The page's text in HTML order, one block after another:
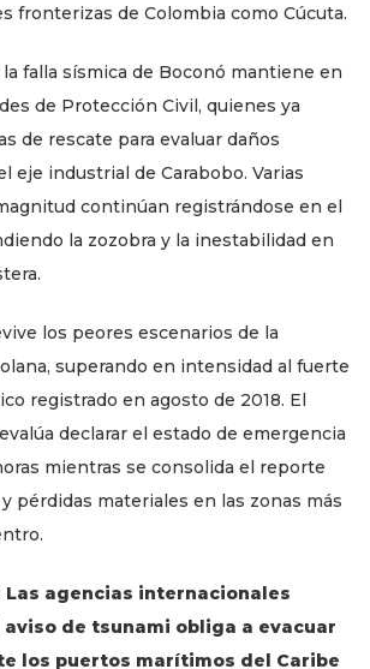
fronterizas de Colombia como Cúcuta.
falla sísmica de Boconó mantiene en
de Protección Civil, quienes ya
de rescate para evaluar daños
eje industrial de Carabobo. Varias
continúan registrándose en el
la zozobra y la inestabilidad en
los peores escenarios de la
superando en intensidad al fuerte
registrado en agosto de 2018. El
declarar el estado de emergencia
mientras se consolida el reporte
pérdidas materiales en las zonas más
Las agencias internacionales
de tsunami obliga a evacuar
los puertos marítimos del Caribe